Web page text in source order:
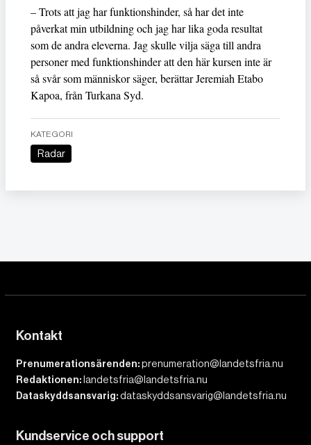
– Trots att jag har funktionshinder, så har det inte
påverkat min utbildning och jag har lika goda resultat
som de andra eleverna. Jag skulle vilja säga till andra
personer med funktionshinder att den här kursen inte är
så svår som människor säger, berättar Jeremiah Etabo
Kapoa, från Turkana Syd.
KATEGORI
Radar
Kontakt
Prenumerationsärenden:prenumeration@landetsfria.nu
Redaktionen: landetsfria@landetsfria.nu
Dataskyddsansvarig:dataskyddsansvarig@landetsfria.nu
Kundservice och support